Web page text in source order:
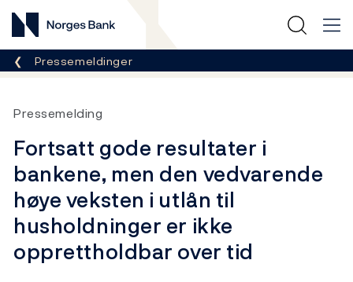
Norges Bank
Her er du nå:
Pressemeldinger
Pressemelding
Fortsatt gode resultater i
bankene, men den vedvarende
høye veksten i utlån til
husholdninger er ikke
opprettholdbar over tid